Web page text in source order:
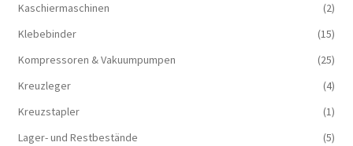
Kaschiermaschinen
(2)
Klebebinder
(15)
Kompressoren & Vakuum­pumpen
(25)
Kreuzleger
(4)
Kreuzstapler
(1)
Lager- und Restbestände
(5)